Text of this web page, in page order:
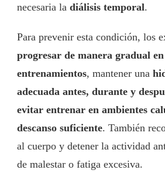
necesaria la diálisis temporal.
Para prevenir esta condición, los
progresar de manera gradual
entrenamientos, mantener una
adecuada antes, durante y
evitar entrenar en ambientes
descanso suficiente. También
al cuerpo y detener la actividad
de malestar o fatiga excesiva.